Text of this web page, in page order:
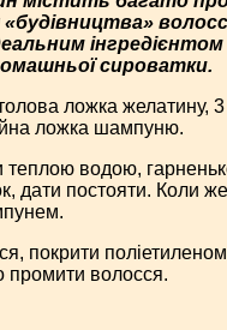
сироватки.
ложка желатину, 3
ложка шампуню.
теплою водою,
дати постояти. Коли
покрити
промити волосся.